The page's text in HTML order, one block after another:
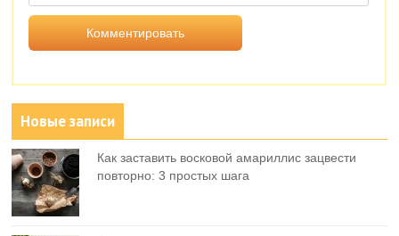
Новые записи
Как заставить восковой амариллис зацвести
повторно: 3 простых шага